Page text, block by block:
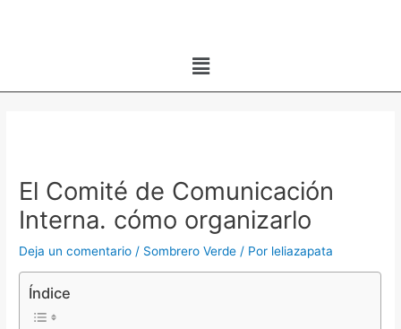
Menú
El Comité de Comunicación
Interna. cómo organizarlo
Deja un comentario / Sombrero Verde / Por leliazapata
Índice